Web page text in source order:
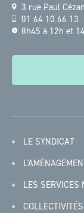
3 rue Paul
01 64 10 66 13
8h45 à 12h et
LE SYNDICAT
LES SERVICES
COLLECTIVITÉS